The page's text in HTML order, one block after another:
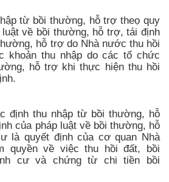
từ bồi thường, hỗ trợ theọ quy
luật về bồi thường, hỗ trợ, tái định
hỗ trợ do Nhà nước thu hồi
khoản thu nhập do các tổ chức
hỗ trợ khi thực hiện thu hồi
định thu nhập từ bồi thường, hỗ
của pháp luật về bồi thường, hỗ
là quyết định của cơ quan Nhà
quyền về việc thu hồi đất, bồi
cư và chứng từ chi tiền bồi